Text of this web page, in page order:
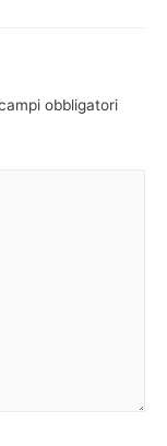
obbligatori